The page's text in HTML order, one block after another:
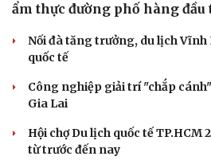
ẩm thực đường phố hàng đầu
Nối đà tăng trưởng, du lịch Vĩnh
quốc tế
Công nghiệp giải trí "chắp
Gia Lai
Hội chợ Du lịch quốc tế TP.HCM
từ trước đến nay